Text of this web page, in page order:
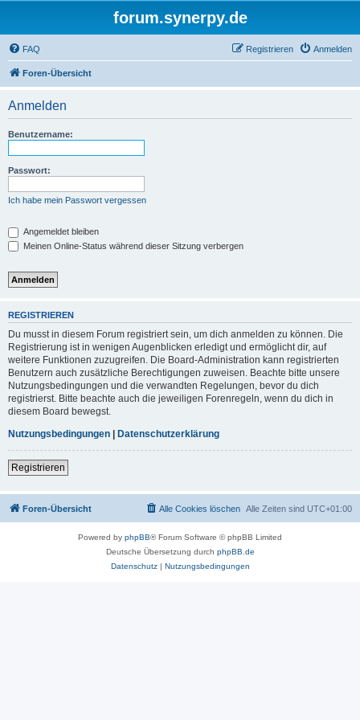
forum.synerpy.de
FAQ Anmelden
Registrieren
Foren-Übersicht
Anmelden
Benutzername:
Passwort:
Ich habe mein Passwort vergessen
Angemeldet bleiben
Meinen Online-Status während dieser Sitzung verbergen
REGISTRIEREN
Du musst in diesem Forum registriert sein, um dich anmelden zu können. Die
Registrierung ist in wenigen Augenblicken erledigt und ermöglicht dir, auf
weitere Funktionen zuzugreifen. Die Board-Administration kann registrierten
Benutzern auch zusätzliche Berechtigungen zuweisen. Beachte bitte unsere
Nutzungsbedingungen und die verwandten Regelungen, bevor du dich
registrierst. Bitte beachte auch die jeweiligen Forenregeln, wenn du dich in
diesem Board bewegst.
Nutzungsbedingungen | Datenschutzerklärung
Registrieren
Foren-Übersicht Alle Zeiten sind UTC+01:00
Alle Cookies löschen
Powered by phpBB® Forum Software © phpBB Limited
Deutsche Übersetzung durch phpBB.de
Datenschutz| Nutzungsbedingungen